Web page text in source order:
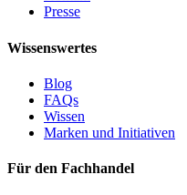
Presse
Wissenswertes
Blog
FAQs
Wissen
Marken und Initiativen
Für den Fachhandel